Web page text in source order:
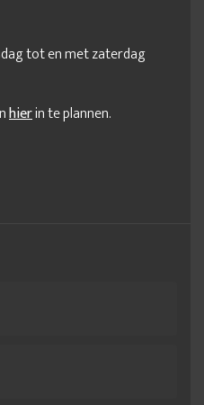
tot en met zaterdag
hierin te plannen.